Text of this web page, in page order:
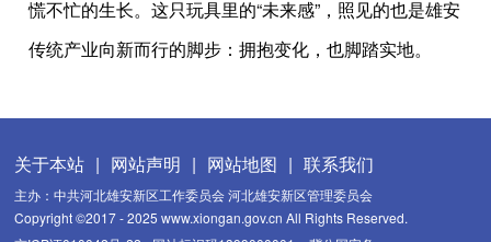
慌不忙的生长。这只玩具里的“未来感”，照见的也是雄安
传统产业向新而行的脚步：拥抱变化，也脚踏实地。
关于本站 | 网站声明 | 网站地图 | 联系我们
主办：中共河北雄安新区工作委员会 河北雄安新区管理委员会
Copyright ©2017 - 2025 www.xiongan.gov.cn All Rights Reserved.